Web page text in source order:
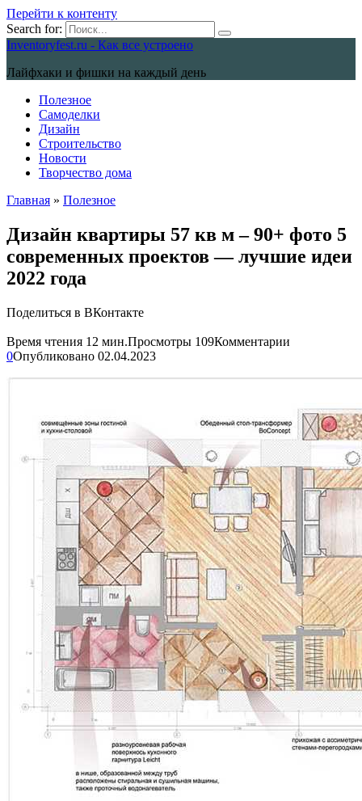
Перейти к контенту
Search for:
Inventoryfest.ru - Как все устроено
Лайфхаки и фишки на каждый день
Полезное
Самоделки
Дизайн
Строительство
Новости
Творчество дома
Главная » Полезное
Дизайн квартиры 57 кв м – 90+ фото 5
современных проектов — лучшие идеи
2022 года
Поделиться в ВКонтакте
Время чтения 12 мин.Просмотры 109Комментарии
0Опубликовано 02.04.2023